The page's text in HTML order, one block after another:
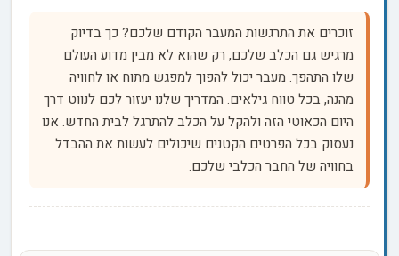
זוכרים את התרגשות המעבר הקודם שלכם? כך בדיוק
מרגיש גם הכלב שלכם, רק שהוא לא מבין מדוע העולם
שלו התהפך. מעבר יכול להפוך למפגש מתוח או לחוויה
מהנה, בכל טווח גילאים. המדריך שלנו יעזור לכם לנווט דרך
היום הכאוטי הזה ולהקל על הכלב להתרגל לבית החדש. אנו
נעסוק בכל הפרטים הקטנים שיכולים לעשות את ההבדל
בחוויה של החבר הכלבי שלכם.